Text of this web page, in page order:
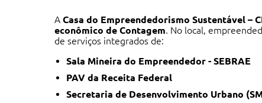
A Casa do Empreendedorismo Sustentável –
econômico de Contagem. No local,
de serviços integrados de:
Sala Mineira do Empreendedor - SEBRAE
PAV da Receita Federal
Secretaria de Desenvolvimento Urbano